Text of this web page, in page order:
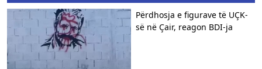
Përdhosja e figurave të UÇK-
së në Çair, reagon BDI-ja